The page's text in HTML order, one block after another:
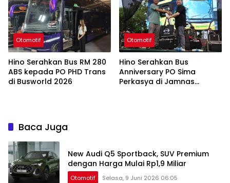
Otomotif
Hino Serahkan Bus RM 280
ABS kepada PO PHD Trans
di Busworld 2026
Otomotif
Hino Serahkan Bus
Anniversary PO Sima
Perkasya di Jamnas
Baca Juga
New Audi Q5 Sportback, SUV Premium
dengan Harga Mulai Rp1,9 Miliar
Otomotif Selasa, 9 Juni 2026 06:05